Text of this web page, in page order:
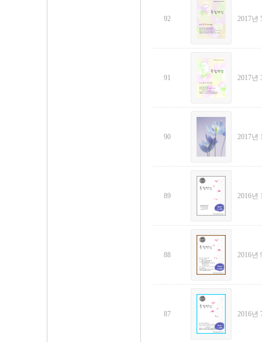
92 2017년
91 2017년
90 2017년
89 2016년
88 2016년
87 2016년